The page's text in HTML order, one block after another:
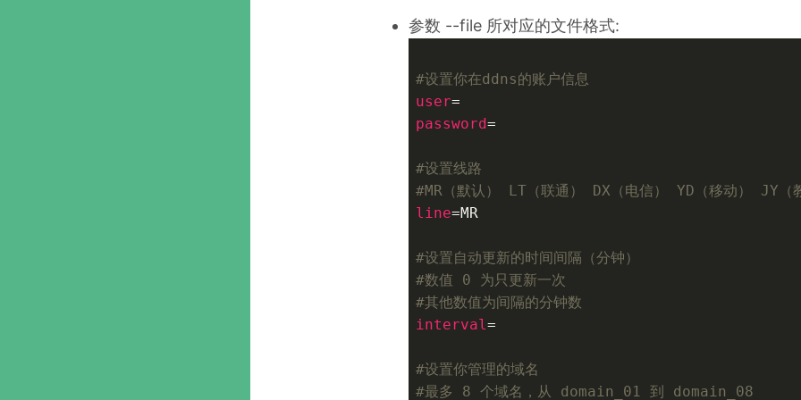
参数 --file 所对应的文件格式:
#设置你在ddns的账户信息
user
password=
#设置线路
#MR（默认） LT（联通） DX（电信） YD（移动） JY（
line=MR
#设置自动更新的时间间隔（分钟）
#数值 0 为只更新一次
#其他数值为间隔的分钟数
interval =
#设置你管理的域名
#最多 8 个域名，从 domain_01 到 domain_08